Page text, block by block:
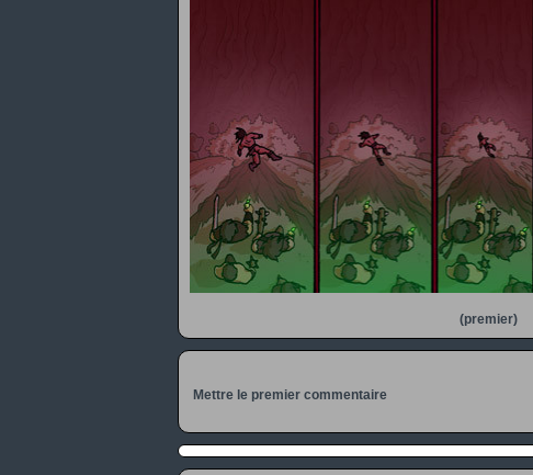
(premier)
Mettre le premier commentaire